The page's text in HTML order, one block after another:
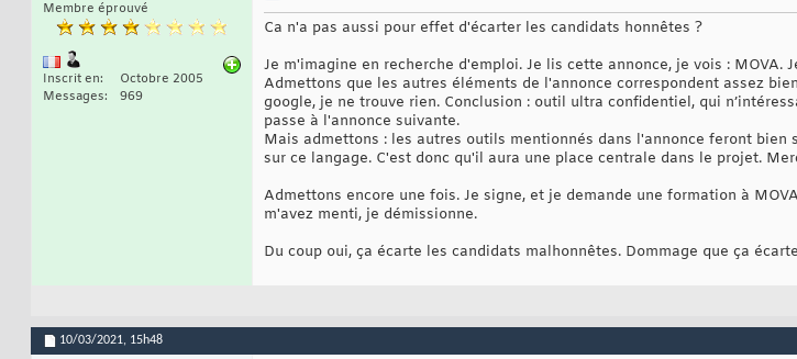
Membre éprouvé
Inscrit en
Octobre 2005
Messages
969
Ca n'a pas aussi pour effet d'écarter les candidats honnêtes ?
Je m'imagine en recherche d'emploi. Je lis cette annonce, je vois : MOVA.
Admettons que les autres éléments de l'annonce correspondent assez
google, je ne trouve rien. Conclusion : outil ultra confidentiel, qui
passe à l'annonce suivante.
Mais admettons : les autres outils mentionnés dans l'annonce feront bien
sur ce langage. C'est donc qu'il aura une place centrale dans le projet.
Admettons encore une fois. Je signe, et je demande une formation à
m'avez menti, je démissionne.
Du coup oui, ça écarte les candidats malhonnêtes. Dommage que ça
10/03/2021, 15h48